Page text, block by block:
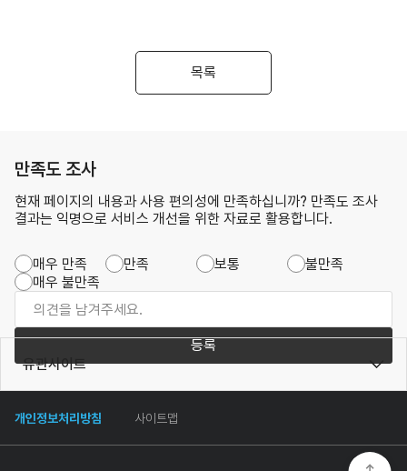
목록
만족도 조사
현재 페이지의 내용과 사용 편의성에 만족하십니까? 만족도 조사
결과는 익명으로 서비스 개선을 위한 자료로 활용합니다.
매우 만족 만족 보통
불만족
매우 불만족
등록
개인정보처리방침 사이트맵
유관사이트